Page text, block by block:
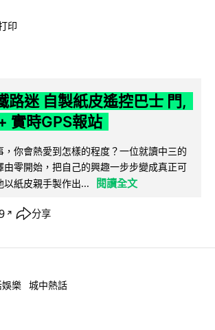
印
路迷 自製紙皮遙控巴士 門,
實時GPS報站
，你會熱愛到怎樣的程度？一位就讀中三的
由零開始，把自己的興趣一步步變成真正可
以紙皮親手製作出...
閱讀全文
↗ 分享
娛樂 城中熱話